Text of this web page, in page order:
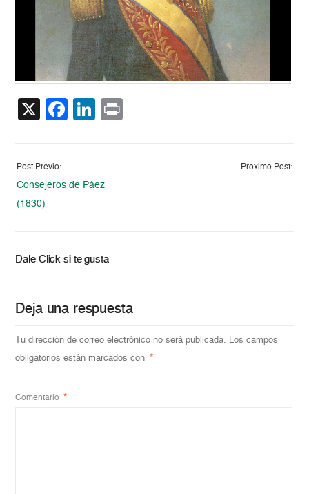
X Facebook
LinkedIn
Post Previo:
Consejeros de Páez
(1830)
Proximo Post:
Dale Click si te gusta
Deja una respuesta
Tu dirección de correo electrónico no será publicada. Los campos
obligatorios están marcados con *
Comentario *